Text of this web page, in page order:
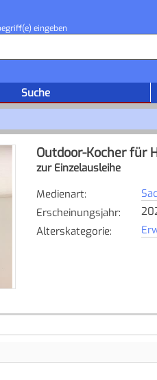
eingeben
Suche
Outdoor-Kocher für
zur Einzelausleihe
Medienart:
Erscheinungsjahr:
Alterskategorie: